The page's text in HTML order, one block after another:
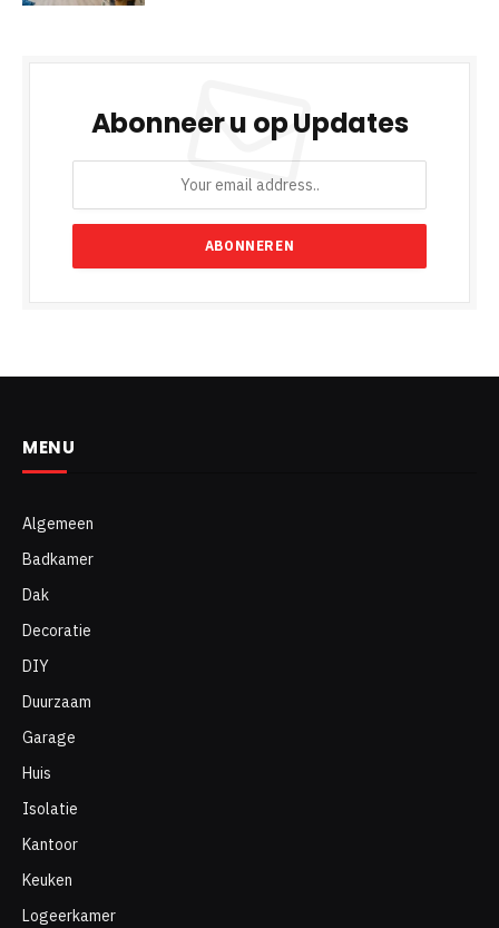
Abonneer u op Updates
MENU
Algemeen
Badkamer
Dak
Decoratie
DIY
Duurzaam
Garage
Huis
Isolatie
Kantoor
Keuken
Logeerkamer